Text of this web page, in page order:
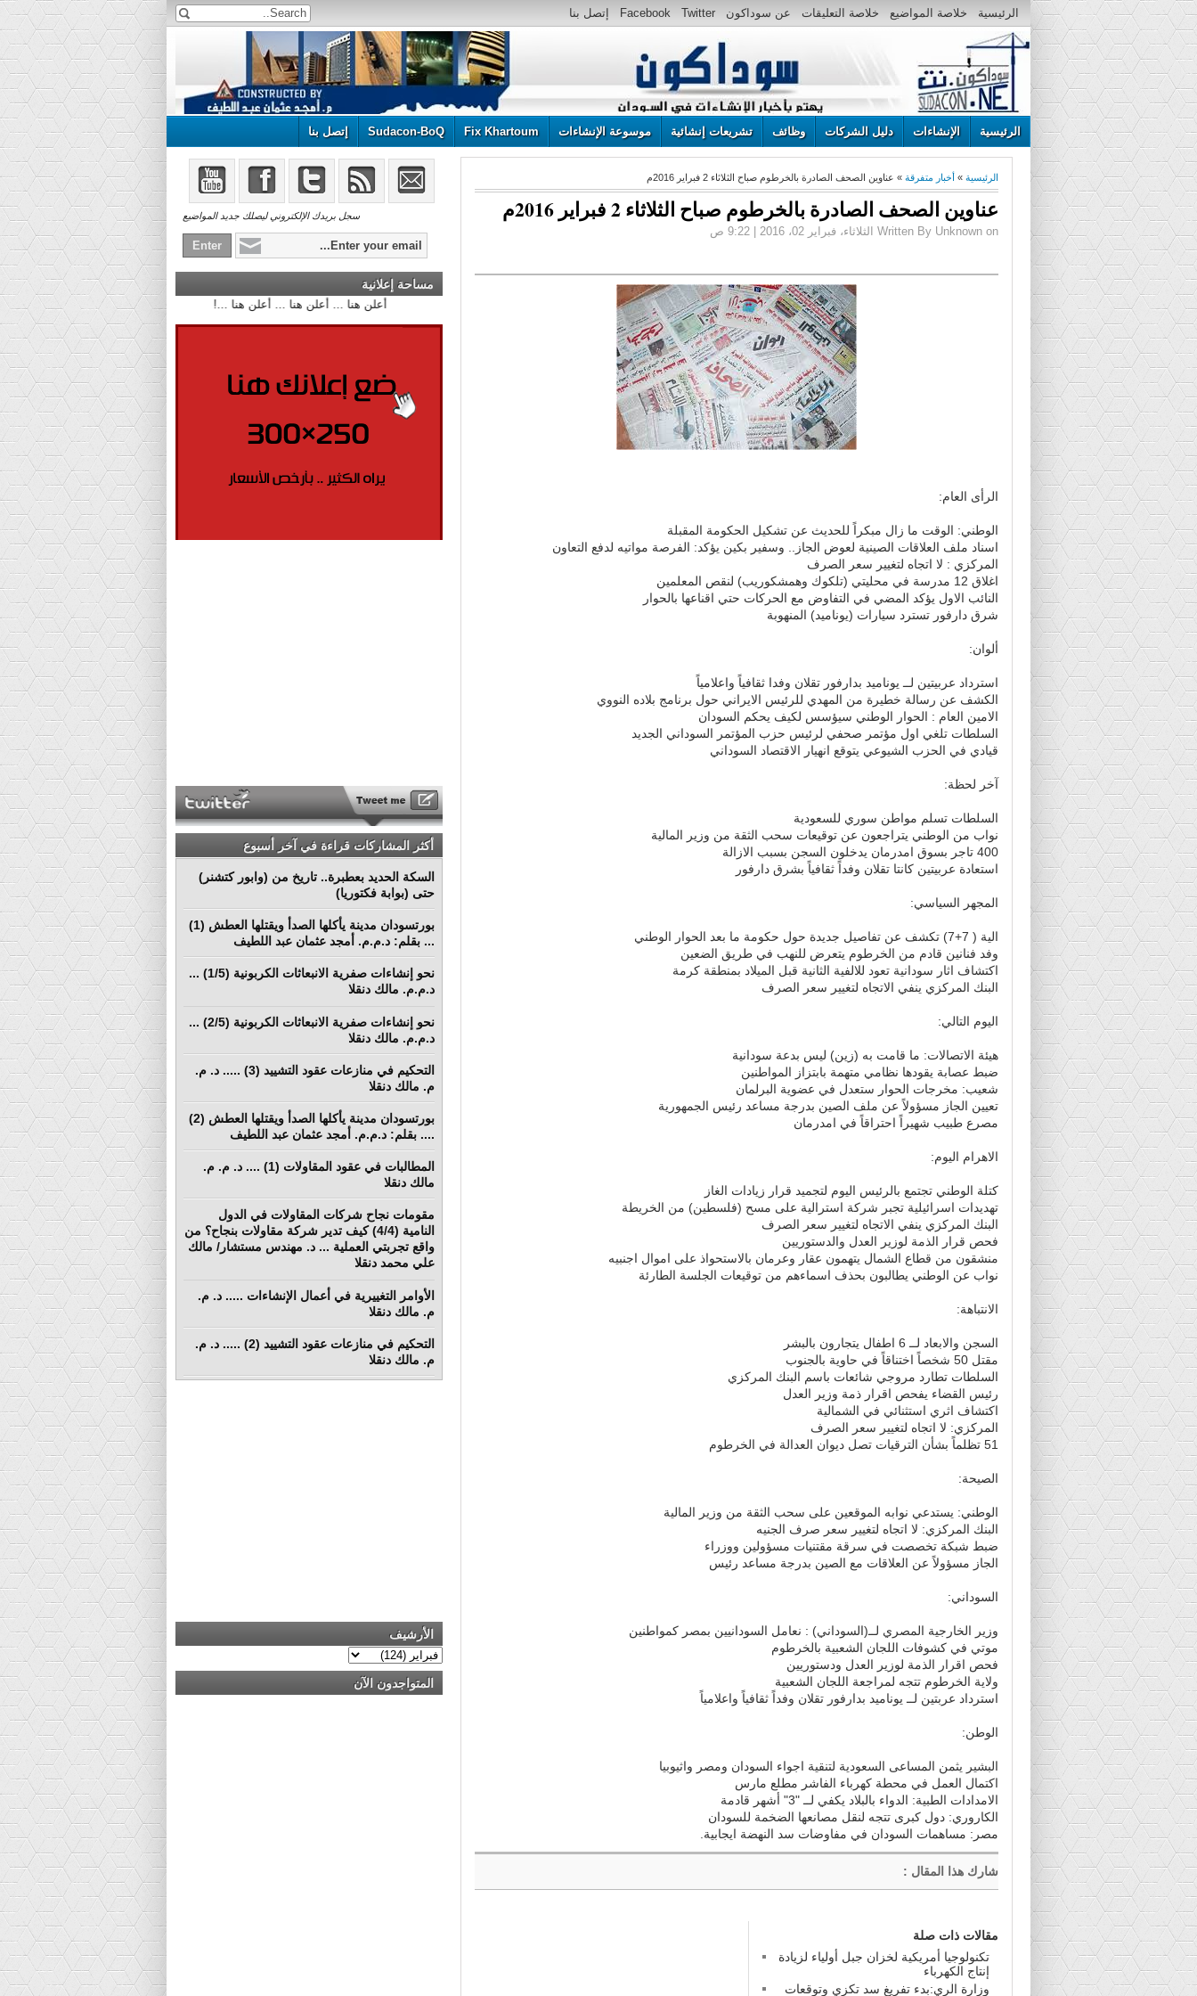
الرئيسية خلاصة المواضيع خلاصة التعليقات عن سوداكون Twitter
Facebook إتصل بنا
الرئيسية الإنشاءات دليل الشركات وظائف تشريعات إنشائية موسوعة الإنشاءات Fix Khartoum
Sudacon-BoQ إتصل بنا
الرئيسية » أخبار متفرقة » عناوين الصحف الصادرة بالخرطوم صباح الثلاثاء 2 فبراير 2016م
عناوين الصحف الصادرة بالخرطوم صباح الثلاثاء 2 فبراير 2016م
Written By Unknown on الثلاثاء، فبراير 02، 2016 | 9:22 ص
الرأى العام:
الوطني: الوقت ما زال مبكراً للحديث عن تشكيل الحكومة المقبلة
اسناد ملف العلاقات الصينية لعوض الجاز.. وسفير بكين يؤكد: الفرصة مواتيه لدفع التعاون
المركزي : لا اتجاه لتغيير سعر الصرف
اغلاق 12 مدرسة في محليتي (تلكوك وهمشكوريب) لنقص المعلمين
النائب الاول يؤكد المضي في التفاوض مع الحركات حتي اقناعها بالحوار
شرق دارفور تسترد سيارات (يوناميد) المنهوبة
ألوان:
استرداد عربيتين لــ يوناميد بدارفور تقلان وفدا ثقافياً واعلامياً
الكشف عن رسالة خطيرة من المهدي للرئيس الايراني حول برنامج بلاده النووي
الامين العام : الحوار الوطني سيؤسس لكيف يحكم السودان
السلطات تلغي اول مؤتمر صحفي لرئيس حزب المؤتمر السوداني الجديد
قيادي في الحزب الشيوعي يتوقع انهيار الاقتصاد السوداني
آخر لحظة:
السلطات تسلم مواطن سوري للسعودية
نواب من الوطني يتراجعون عن توقيعات سحب الثقة من وزير المالية
400 تاجر بسوق امدرمان يدخلون السجن بسبب الازالة
استعادة عربيتين كانتا تقلان وفداً ثقافياً بشرق دارفور
المجهر السياسي:
الية ( 7+7) تكشف عن تفاصيل جديدة حول حكومة ما بعد الحوار الوطني
وفد فنانين قادم من الخرطوم يتعرض للنهب في طريق الضعين
اكتشاف اثار سودانية تعود للالفية الثانية قبل الميلاد بمنطقة كرمة
البنك المركزي ينفي الاتجاه لتغيير سعر الصرف
اليوم التالي:
هيئة الاتصالات: ما قامت به (زين) ليس بدعة سودانية
ضبط عصابة يقودها نظامي متهمة بابتزاز المواطنين
شعيب: مخرجات الحوار ستعدل في عضوية البرلمان
تعيين الجاز مسؤولاً عن ملف الصين بدرجة مساعد رئيس الجمهورية
مصرع طبيب شهيراً احتراقاً في امدرمان
الاهرام اليوم:
كتلة الوطني تجتمع بالرئيس اليوم لتجميد قرار زيادات الغاز
تهديدات اسرائيلية تجبر شركة استرالية على مسح (فلسطين) من الخريطة
البنك المركزي ينفي الاتجاه لتغيير سعر الصرف
فحص قرار الذمة لوزير العدل والدستوريين
منشقون من قطاع الشمال يتهمون عقار وعرمان بالاستحواذ على اموال اجنبيه
نواب عن الوطني يطالبون بحذف اسماءهم من توقيعات الجلسة الطارئة
الانتباهة:
السجن والابعاد لــ 6 اطفال يتجارون بالبشر
مقتل 50 شخصاً اختناقاً في حاوية بالجنوب
السلطات تطارد مروجي شائعات باسم البنك المركزي
رئيس القضاء يفحص اقرار ذمة وزير العدل
اكتشاف اثري استثنائي في الشمالية
المركزي: لا اتجاه لتغيير سعر الصرف
51 تظلماً بشأن الترقيات تصل ديوان العدالة في الخرطوم
الصيحة:
الوطني: يستدعي نوابه الموقعين على سحب الثقة من وزير المالية
البنك المركزي: لا اتجاه لتغيير سعر صرف الجنيه
ضبط شبكة تخصصت في سرقة مقتنيات مسؤولين ووزراء
الجاز مسؤولاً عن العلاقات مع الصين بدرجة مساعد رئيس
السوداني:
وزير الخارجية المصري لــ(السوداني) : نعامل السودانيين بمصر كمواطنين
موتي في كشوفات اللجان الشعبية بالخرطوم
فحص اقرار الذمة لوزير العدل ودستوريين
ولاية الخرطوم تتجه لمراجعة اللجان الشعبية
استرداد عربتين لــ يوناميد بدارفور تقلان وفداً ثقافياً واعلامياً
الوطن:
البشير يثمن المساعى السعودية لتنقية اجواء السودان ومصر واثيوبيا
اكتمال العمل في محطة كهرباء الفاشر مطلع مارس
الامدادات الطبية: الدواء بالبلاد يكفي لــ "3" أشهر قادمة
الكاروري: دول كبرى تتجه لنقل مصانعها الضخمة للسودان
مصر: مساهمات السودان في مفاوضات سد النهضة ايجابية.
شارك هذا المقال :
مقالات ذات صلة
تكنولوجيا أمريكية لخزان جبل أولياء لزيادة
إنتاج الكهرباء
وزارة الري:بدء تفريغ سد تكزي وتوقعات
سجل بريدك الإلكتروني ليصلك جديد المواضيع
مساحة إعلانية
أعلن هنا ... أعلن هنا ... أعلن هنا ...!
أكثر المشاركات قراءة في آخر أسبوع
السكة الحديد بعطبرة.. تاريخ من (وابور كتشنر)
حتى (بوابة فكتوريا)
بورتسودان مدينة يأكلها الصدأ ويقتلها العطش (1)
... بقلم: د.م.م. أمجد عثمان عبد اللطيف
نحو إنشاءات صفرية الانبعاثات الكربونية (1/5) ...
د.م.م. مالك دنقلا
نحو إنشاءات صفرية الانبعاثات الكربونية (2/5) ...
د.م.م. مالك دنقلا
التحكيم في منازعات عقود التشييد (3) ..... د. م.
م. مالك دنقلا
بورتسودان مدينة يأكلها الصدأ ويقتلها العطش (2)
.... بقلم: د.م.م. أمجد عثمان عبد اللطيف
المطالبات في عقود المقاولات (1) .... د. م. م.
مالك دنقلا
مقومات نجاح شركات المقاولات في الدول
النامية (4/4) كيف تدير شركة مقاولات بنجاح؟ من
واقع تجربتي العملية ... د. مهندس مستشار/ مالك
علي محمد دنقلا
الأوامر التغييرية في أعمال الإنشاءات ..... د. م.
م. مالك دنقلا
التحكيم في منازعات عقود التشييد (2) ..... د. م.
م. مالك دنقلا
الأرشيف
المتواجدون الآن